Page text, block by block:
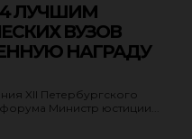
ЛУЧШИМ
ВУЗОВ
НАГРАДУ
XII Петербургского
Министр юстиции...